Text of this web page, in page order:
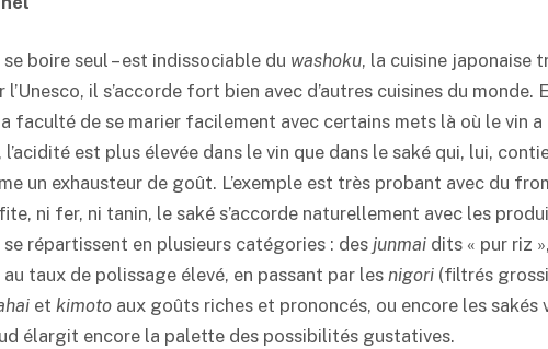
boire seul – est indissociable du washoku, la cuisine japonaise
il s’accorde fort bien avec d’autres cuisines du monde.
faculté de se marier facilement avec certains mets là où le vin
est plus élevée dans le vin que dans le saké qui, lui,
un exhausteur de goût. L’exemple est très probant avec du
ni fer, ni tanin, le saké s’accorde naturellement avec les
répartissent en plusieurs catégories : des junmai dits « pur riz
taux de polissage élevé, en passant par les nigori (filtrés
et kimoto aux goûts riches et prononcés, ou encore les sakés
élargit encore la palette des possibilités gustatives.